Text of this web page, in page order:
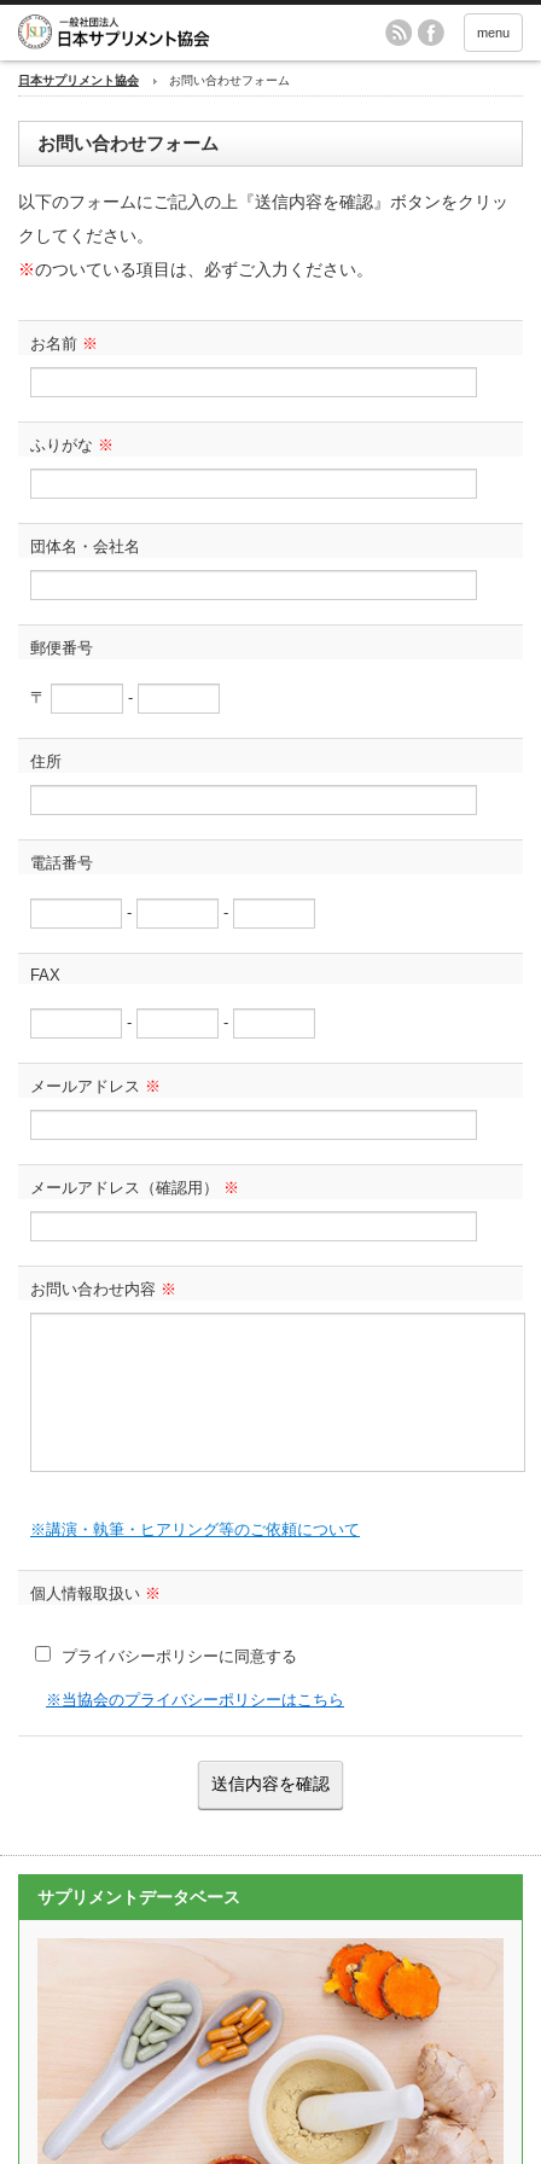
menu
日本サプリメント協会 お問い合わせフォーム
お問い合わせフォーム
以下のフォームにご記入の上『送信内容を確認』ボタンをクリッ
クしてください。
※のついている項目は、必ずご入力ください。
お名前 ※
ふりがな ※
団体名・会社名
郵便番号
〒 -
住所
電話番号
- -
FAX
- -
メールアドレス ※
メールアドレス（確認用） ※
お問い合わせ内容 ※
※講演・執筆・ヒアリング等のご依頼について
個人情報取扱い ※
プライバシーポリシーに同意する
※当協会のプライバシーポリシーはこちら
サプリメントデータベース